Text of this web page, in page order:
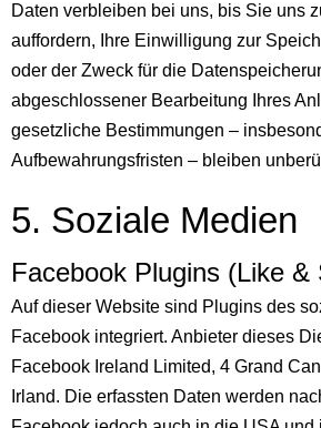
Daten verbleiben bei uns, bis Sie uns
auffordern, Ihre Einwilligung zur
oder der Zweck für die
abgeschlossener Bearbeitung Ihres
gesetzliche Bestimmungen –
Aufbewahrungsfristen – bleiben
5. Soziale Medien
Facebook Plugins (Like &
Auf dieser Website sind Plugins des
Facebook integriert. Anbieter dieses
Facebook Ireland Limited, 4 Grand
Irland. Die erfassten Daten werden